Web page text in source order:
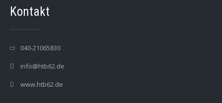
Kontakt
040-21065830
info@htb62.de
www.htb62.de